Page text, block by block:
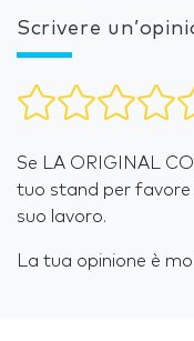
Scrivere
Se LA ORIGINAL
tuo stand per favore
suo lavoro.
La tua opinione è